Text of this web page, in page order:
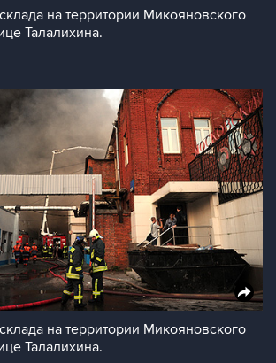
на территории Микояновского
Талалихина.
на территории Микояновского
Талалихина.